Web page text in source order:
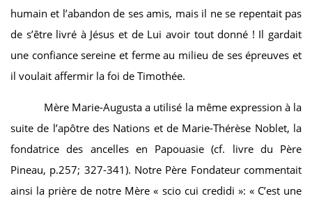
humain et l’abandon de ses amis, mais il ne se repentait pas
de s’être livré à Jésus et de Lui avoir tout donné ! Il gardait
une confiance sereine et ferme au milieu de ses épreuves et
il voulait affermir la foi de Timothée.
Mère Marie-Augusta a utilisé la même expression à la
suite de l’apôtre des Nations et de Marie-Thérèse Noblet, la
fondatrice des ancelles en Papouasie (cf. livre du Père
Pineau, p.257; 327-341). Notre Père Fondateur commentait
ainsi la prière de notre Mère « scio cui credidi »: « C’est une